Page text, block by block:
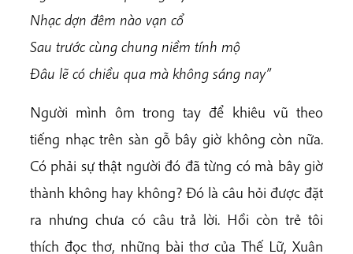
Nhạc dợn đêm nào vạn cổ
Sau trước cùng chung niềm tính mộ
Đâu lẽ có chiều qua mà không sáng nay”
Người mình ôm trong tay để khiêu vũ theo
tiếng nhạc trên sàn gỗ bây giờ không còn nữa.
Có phải sự thật người đó đã từng có mà bây giờ
thành không hay không? Đó là câu hỏi được đặt
ra nhưng chưa có câu trả lời. Hồi còn trẻ tôi
thích đọc thơ, những bài thơ của Thế Lữ, Xuân